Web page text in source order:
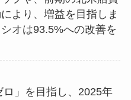
より、増益を目指しま
オは93.5%への改善を
」を目指し、2025年